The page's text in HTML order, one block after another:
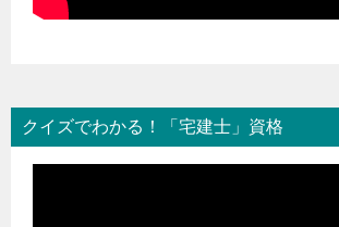
クイズでわかる！「宅建士」資格